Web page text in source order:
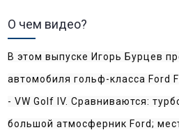
О чем видео?
В этом выпуске Игорь Бурцев
автомобиля гольф-класса Ford
- VW Golf IV. Сравниваются:
большой атмосферник Ford;